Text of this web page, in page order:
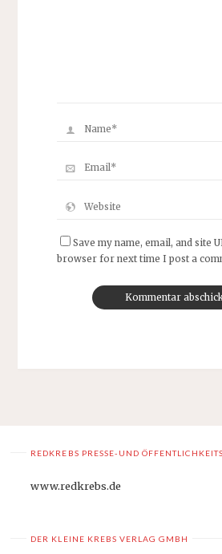
Save my name, email, and site
browser for next time I post a
REDKREBS PRESSE-UND
www.redkrebs.de
DER KLEINE KREBS VERLAG GMBH